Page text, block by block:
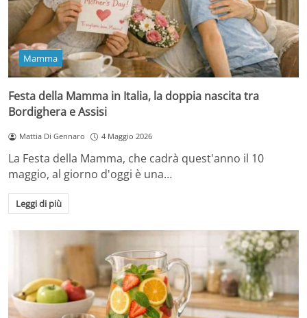
Mamma
Festa della Mamma in Italia, la doppia nascita tra
Bordighera e Assisi
Mattia Di Gennaro 4 Maggio 2026
La Festa della Mamma, che cadrà quest'anno il 10
maggio, al giorno d'oggi è una…
Leggi di più